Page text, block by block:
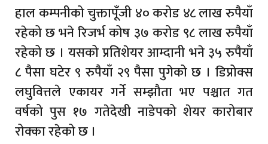
हाल कम्पनीको चुक्तापूँजी ४० करोड ४८ लाख रुपैयाँ
रहेको छ भने रिजर्भ कोष ३७ करोड ९८ लाख रुपैयाँ
रहेको छ । यसको प्रतिशेयर आम्दानी भने ३५ रुपैयाँ
८ पैसा घटेर ९ रुपैयाँ २९ पैसा पुगेको छ । डिप्रोक्स
लघुवित्तले एकायर गर्ने सम्झौता भए पश्चात गत
वर्षको पुस १७ गतेदेखी नाडेपको शेयर कारोबार
रोक्का रहेको छ ।